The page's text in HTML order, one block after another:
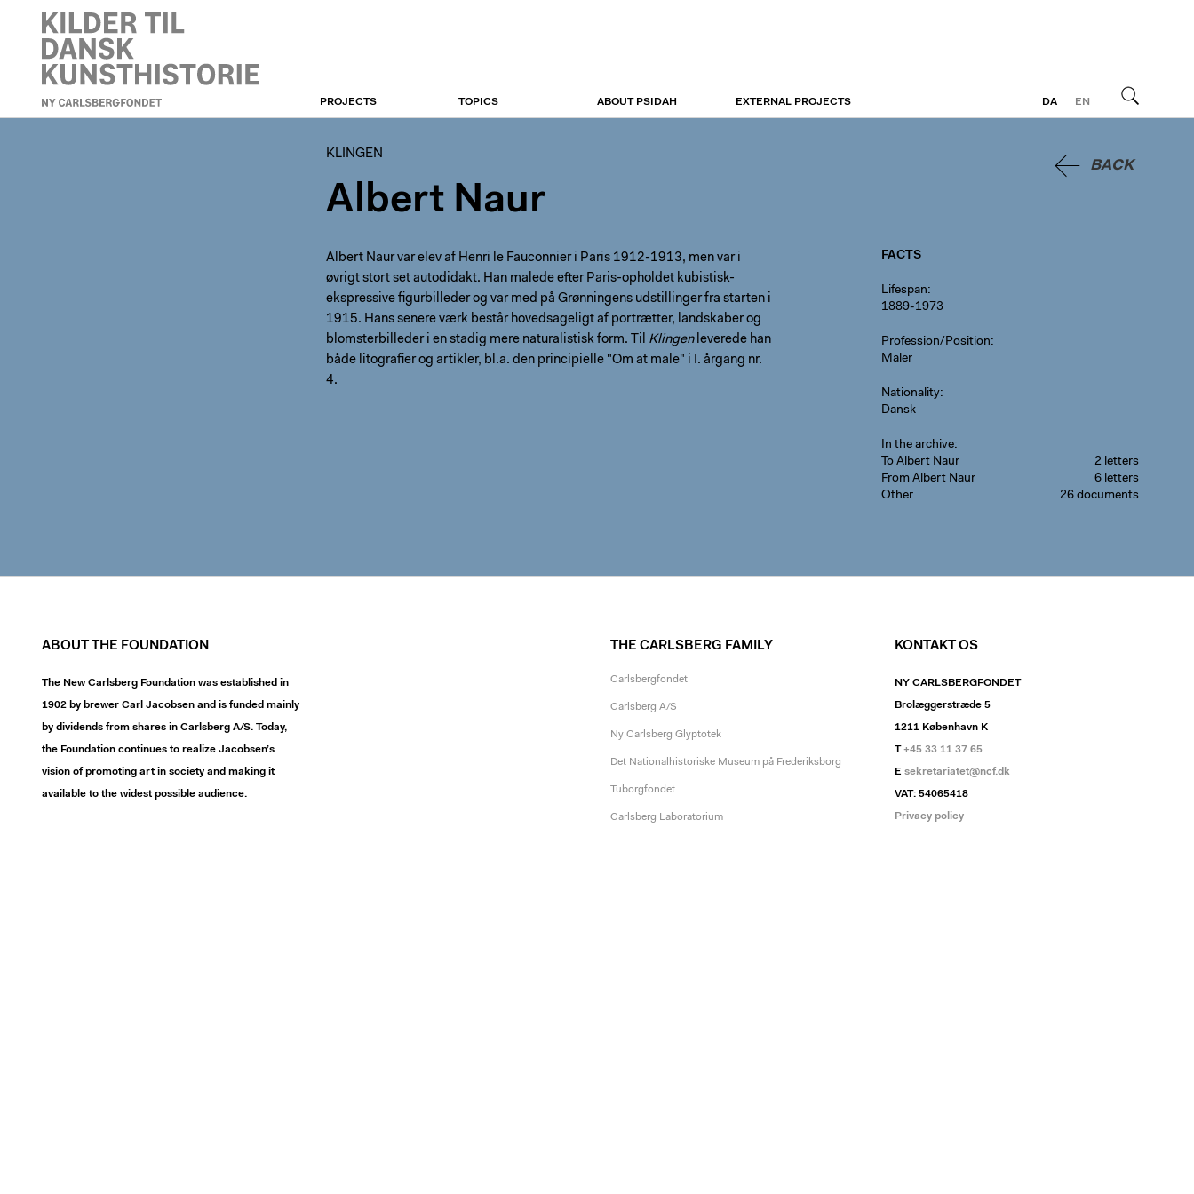
KLINGEN
DA
EN
PROJECTS TOPICS ABOUT PSIDAH EXTERNAL PROJECTS
BACK
KLINGEN
Albert Naur
Albert Naur var elev af Henri le Fauconnier i Paris 1912-1913, men var i
øvrigt stort set autodidakt. Han malede efter Paris-opholdet kubistisk-
ekspressive figurbilleder og var med på Grønningens udstillinger fra starten i
1915. Hans senere værk består hovedsageligt af portrætter, landskaber og
blomsterbilleder i en stadig mere naturalistisk form. Til Klingenleverede han
både litografier og artikler, bl.a. den principielle "Om at male" i I. årgang nr.
4.
FACTS
Lifespan
1889-1973
Profession/Position
Maler
Nationality
Dansk
In the archive
To Albert Naur
2 letters
From Albert Naur
6 letters
Other
26 documents
ABOUT THE FOUNDATION
The New Carlsberg Foundation was established in
1902 by brewer Carl Jacobsen and is funded mainly
by dividends from shares in Carlsberg A/S. Today,
the Foundation continues to realize Jacobsen’s
vision of promoting art in society and making it
available to the widest possible audience.
THE CARLSBERG FAMILY
Carlsbergfondet
Carlsberg A/S
Ny Carlsberg Glyptotek
Det Nationalhistoriske Museum på Frederiksborg
Tuborgfondet
Carlsberg Laboratorium
KONTAKT OS
NY CARLSBERGFONDET
Brolæggerstræde 5
1211 København K
T+45 33 11 37 65
E sekretariatet@ncf.dk
VAT: 54065418
Privacy policy